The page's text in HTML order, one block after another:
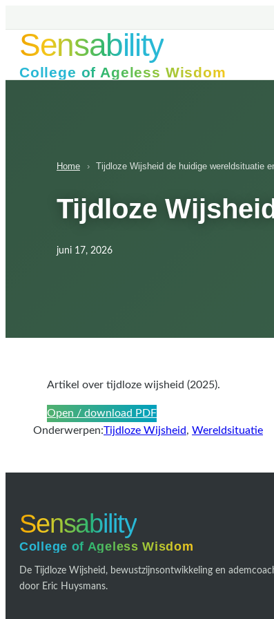
naarSensability
College of Ageless Wisdom
Home › Tijdloze Wijsheid de huidige wereldsituatie
Tijdloze
juni 17, 2026
Artikel over tijdloze wijsheid (2025).
Open / download PDF
Onderwerpen:Tijdloze Wijsheid, Wereldsituatie
Sensability
College of Ageless Wisdom
De Tijdloze Wijsheid, bewustzijnsontwikkeling en
door Eric Huysmans.